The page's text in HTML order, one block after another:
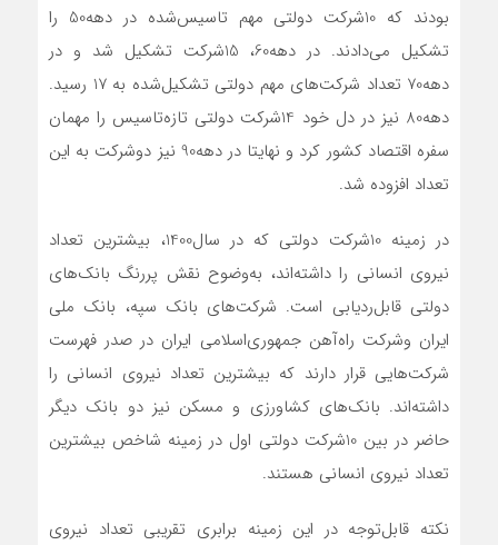
بودند که 10شرکت دولتی مهم تاسیس‌‌‌‌‌شده در دهه‌50 را
تشکیل می‌دادند. در دهه60، 15‌شرکت تشکیل شد و در
دهه‌70 تعداد شرکت‌های مهم دولتی تشکیل‌‌‌‌‌شده به 17 رسید.
دهه‌80 نیز در دل خود 14‌شرکت دولتی تازه‌تاسیس را مهمان
سفره اقتصاد کشور کرد و نهایتا در دهه‌90 نیز دو‌شرکت به این
تعداد افزوده شد.
در زمینه 10‌شرکت دولتی که در سال‌1400، بیشترین تعداد
نیروی انسانی را داشته‌‌‌‌‌اند، به‌وضوح نقش پررنگ بانک‌های
دولتی قابل‌ردیابی است. شرکت‌های بانک سپه، بانک ملی
ایران و‌شرکت راه‌آهن جمهوری‌اسلامی ایران در صدر فهرست
شرکت‌هایی قرار دارند که بیشترین تعداد نیروی انسانی را
داشته‌‌‌‌‌اند. بانک‌های کشاورزی و مسکن نیز دو بانک دیگر
حاضر در بین 10‌شرکت دولتی اول در زمینه شاخص بیشترین
تعداد نیروی انسانی هستند.
نکته قابل‌توجه در این زمینه برابری تقریبی تعداد نیروی